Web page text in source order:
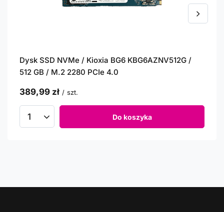
Dysk SSD NVMe / Kioxia BG6 KBG6AZNV512G /
512 GB / M.2 2280 PCIe 4.0
389,99 zł / szt.
Do koszyka